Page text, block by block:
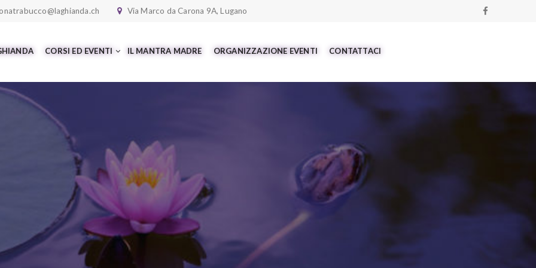
Via Marco da Carona 9A, Lugano
CORSI ED EVENTI IL MANTRA MADRE ORGANIZZAZIONE EVENTI CONTATTACI